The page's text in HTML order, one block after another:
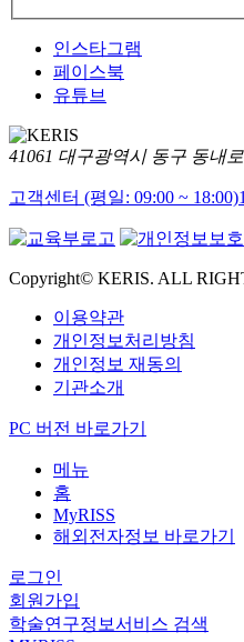
인스타그램
페이스북
유튜브
41061 대구광역시 동구 동내
고객센터 (평일: 09:00 ~ 18:00)
Copyright© KERIS. ALL
이용약관
개인정보처리방침
개인정보 재동의
기관소개
PC 버전 바로가기
메뉴
홈
MyRISS
해외전자정보 바로가기
로그인
회원가입
학술연구정보서비스 검색